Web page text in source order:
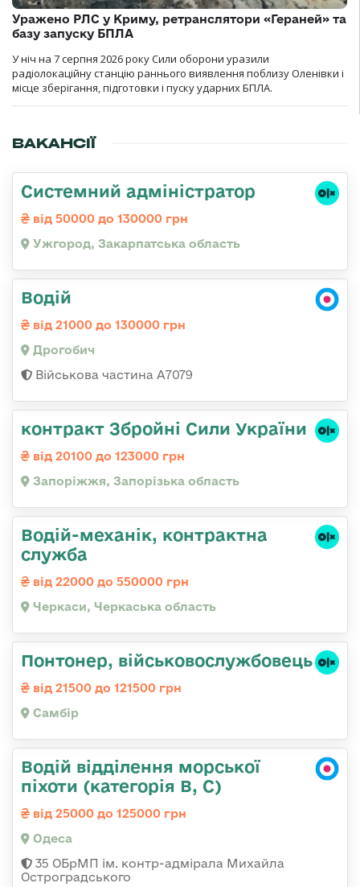
Уражено РЛС у Криму, ретранслятори «Гераней» та
базу запуску БПЛА
У ніч на 7 серпня 2026 року Сили оборони уразили
радіолокаційну станцію раннього виявлення поблизу Оленівки і
місце зберігання, підготовки і пуску ударних БПЛА.
ВАКАНСІЇ
Системний адміністратор
від 50000 до 130000 грн
Ужгород, Закарпатська область
Водій
від 21000 до 130000 грн
Дрогобич
Військова частина А7079
контракт Збройні Сили України
від 20100 до 123000 грн
Запоріжжя, Запорізька область
Водій-механік, контрактна
служба
від 22000 до 550000 грн
Черкаси, Черкаська область
Понтонер, військовослужбовець
від 21500 до 121500 грн
Самбір
Водій відділення морської
піхоти (категорія B, C)
від 25000 до 125000 грн
Одеса
35 ОБрМП ім. контр-адмірала Михайла
Остроградського